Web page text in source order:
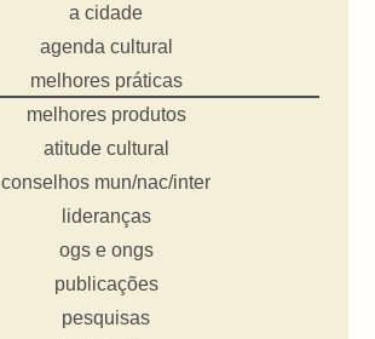
a cidade
agenda cultural
melhores práticas
melhores produtos
atitude cultural
conselhos mun/nac/inter
lideranças
ogs e ongs
publicações
pesquisas